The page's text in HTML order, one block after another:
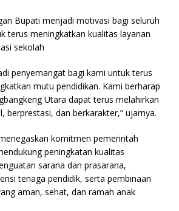
Bupati menjadi motivasi bagi seluruh
terus meningkatkan kualitas layanan
sekolah
penyemangat bagi kami untuk terus
mutu pendidikan. Kami berharap
Utara dapat terus melahirkan
berprestasi, dan berkarakter,” ujarnya.
komitmen pemerintah
peningkatan kualitas
sarana dan prasarana,
tenaga pendidik, serta pembinaan
aman, sehat, dan ramah anak